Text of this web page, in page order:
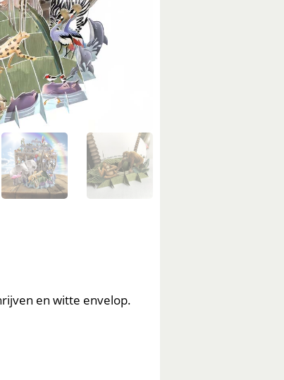
en witte envelop.